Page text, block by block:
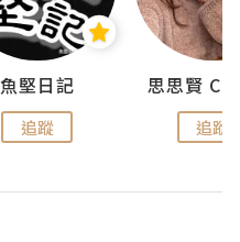
魚堅日記
追蹤 追蹤